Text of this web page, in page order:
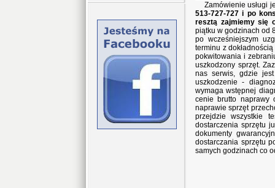
Zamówienie usługi
513-727-727 i po
resztą zajmiemy się
piątku w godzinach od
po wcześniejszym
terminu z
pokwitowania i
uszkodzony sprzęt.
nas serwis, gdzie
uszkodzenie -
wymaga wstępnej
cenie brutto naprawy
naprawie sprzęt
przejdzie wszystkie
dostarczenia sprzętu
dokumenty
dostarczania sprzętu
samych godzinach co